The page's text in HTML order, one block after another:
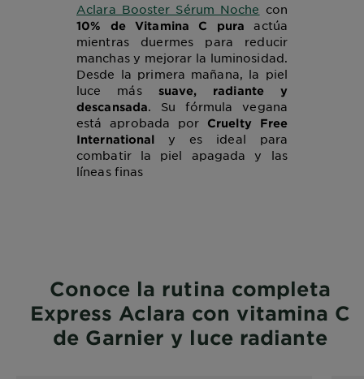
Aclara Booster Sérum Noche con
10% de Vitamina C pura actúa
mientras duermes para reducir
manchas y mejorar la luminosidad.
Desde la primera mañana, la piel
luce más suave, radiante y
descansada. Su fórmula vegana
está aprobada por Cruelty Free
International y es ideal para
combatir la piel apagada y las
líneas finas
Conoce la rutina completa
Express Aclara con vitamina C
de Garnier y luce radiante